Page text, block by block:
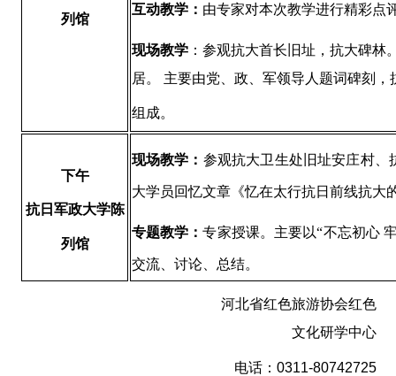
列馆
互动教学： 由专家对本次教学进行精彩点
现场教学： 参观抗大首长旧址，抗大碑林
居。 主要由党、政、军领导人题词碑刻
组成。
下午
抗日军政大学陈
列馆
现场教学： 参观抗大卫生处旧址安庄村、
大学员回忆文章《忆在太行抗日前线抗大
专题教学：专家授课。主要以“不忘初心
交流、讨论、总结。
河北省红色旅游协会红色
文化研学中心
电话： 0311-80742725